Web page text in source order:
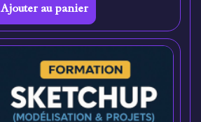
Ajouter au panier